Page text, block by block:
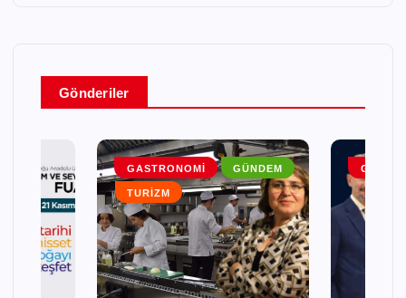
Gönderiler
GASTRONOMI GÜNDEM
TURIZM
GENEL